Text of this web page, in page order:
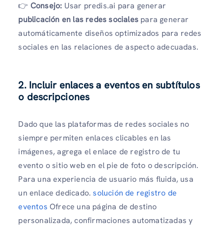
👉 Consejo: Usar predis.ai para generar
publicación en las redes sociales para generar
automáticamente diseños optimizados para redes
sociales en las relaciones de aspecto adecuadas.
2. Incluir enlaces a eventos en subtítulos
o descripciones
Dado que las plataformas de redes sociales no
siempre permiten enlaces clicables en las
imágenes, agrega el enlace de registro de tu
evento o sitio web en el pie de foto o descripción.
Para una experiencia de usuario más fluida, usa
un enlace dedicado.solución de registro de
eventos Ofrece una página de destino
personalizada, confirmaciones automatizadas y